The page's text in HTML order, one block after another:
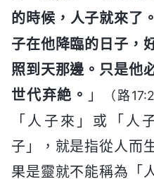
的時候，人子就來了。
子在他降臨的日子，
照到天那邊。只是他
世代弃絶。 」 （路
「人子來」或「人
子」，就是指從人而
果是靈就不能稱為「